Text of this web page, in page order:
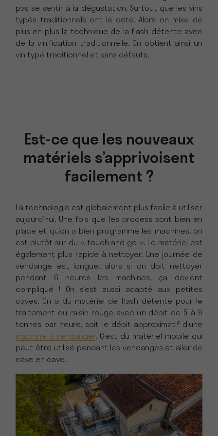
pas se sentir à la dégustation. Surtout que les vins
typés traditionnels ont la cote. Alors on mixe de
plus en plus la technique de la flash détente avec
de la vinification traditionnelle. On obtient ainsi un
vin typé traditionnel et sans défauts.
Est-ce que les nouveaux
matériels s’apprivoisent
facilement ?
La technologie est globalement plus facile à utiliser
aujourd’hui. Une fois que les process sont bien en
place et qu’on a bien programmé les machines, on
est plutôt sur du « touch and go ». Le matériel est
également plus rapide à nettoyer. Une journée de
vendange est longue, alors si on doit nettoyer
pendant 6 heures les machines, ça devient
compliqué ! On s’est aussi adapté aux petites
caves. On a du matériel de flash détente pour le
traitement du raisin rouge avec un débit de 5 à 8
tonnes par heure, soit le débit approximatif d’une
machine à vendanger. C’est du matériel mobile qui
peut être utilisé pendant les vendanges et aller de
cave en cave.